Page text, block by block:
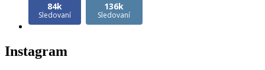
84k
Sledovaní
136k
Sledovaní
Instagram